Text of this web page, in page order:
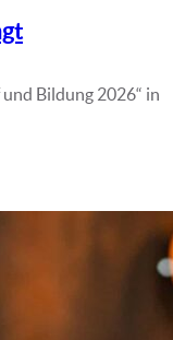
Bildung 2026“ in